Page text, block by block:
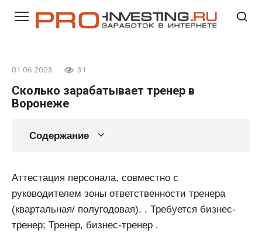
01.06.2023 31
Сколько зарабатывает тренер в
Воронеже
Содержание
Аттестация персонала, совместно с
руководителем зоны ответственности тренера
(квартальная/ полугодовая). . Требуется бизнес-
тренер; Тренер, бизнес-тренер .